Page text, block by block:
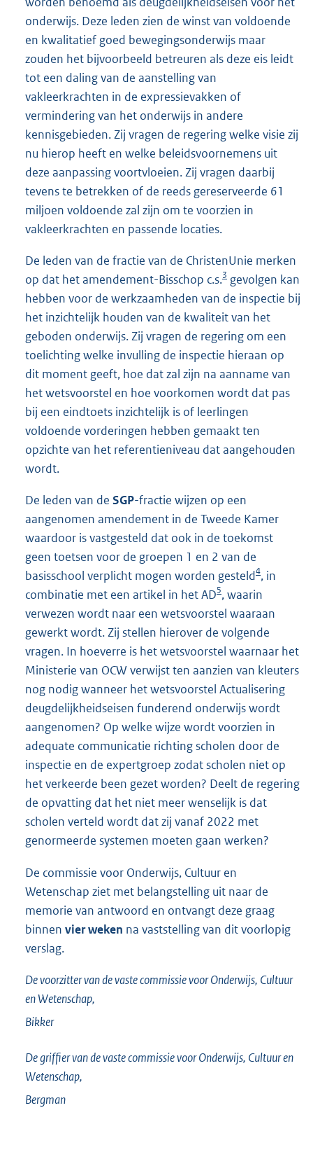
onderwijs. Deze leden zien de winst van voldoende
en kwalitatief goed bewegingsonderwijs maar
zouden het bijvoorbeeld betreuren als deze eis leidt
tot een daling van de aanstelling van
vakleerkrachten in de expressievakken of
vermindering van het onderwijs in andere
kennisgebieden. Zij vragen de regering welke visie zij
nu hierop heeft en welke beleidsvoornemens uit
deze aanpassing voortvloeien. Zij vragen daarbij
tevens te betrekken of de reeds gereserveerde 61
miljoen voldoende zal zijn om te voorzien in
vakleerkrachten en passende locaties.
De leden van de fractie van de ChristenUnie merken
op dat het amendement-Bisschop c.s.3 gevolgen kan
hebben voor de werkzaamheden van de inspectie bij
het inzichtelijk houden van de kwaliteit van het
geboden onderwijs. Zij vragen de regering om een
toelichting welke invulling de inspectie hieraan op
dit moment geeft, hoe dat zal zijn na aanname van
het wetsvoorstel en hoe voorkomen wordt dat pas
bij een eindtoets inzichtelijk is of leerlingen
voldoende vorderingen hebben gemaakt ten
opzichte van het referentieniveau dat aangehouden
wordt.
De leden van de SGP-fractie wijzen op een
aangenomen amendement in de Tweede Kamer
waardoor is vastgesteld dat ook in de toekomst
geen toetsen voor de groepen 1 en 2 van de
basisschool verplicht mogen worden gesteld4, in
combinatie met een artikel in het AD5, waarin
verwezen wordt naar een wetsvoorstel waaraan
gewerkt wordt. Zij stellen hierover de volgende
vragen. In hoeverre is het wetsvoorstel waarnaar het
Ministerie van OCW verwijst ten aanzien van kleuters
nog nodig wanneer het wetsvoorstel Actualisering
deugdelijkheidseisen funderend onderwijs wordt
aangenomen? Op welke wijze wordt voorzien in
adequate communicatie richting scholen door de
inspectie en de expertgroep zodat scholen niet op
het verkeerde been gezet worden? Deelt de regering
de opvatting dat het niet meer wenselijk is dat
scholen verteld wordt dat zij vanaf 2022 met
genormeerde systemen moeten gaan werken?
De commissie voor Onderwijs, Cultuur en
Wetenschap ziet met belangstelling uit naar de
memorie van antwoord en ontvangt deze graag
binnen vier weken na vaststelling van dit voorlopig
verslag.
De voorzitter van de vaste commissie voor Onderwijs, Cultuur
en Wetenschap,
Bikker
De griffier van de vaste commissie voor Onderwijs, Cultuur en
Wetenschap,
Bergman